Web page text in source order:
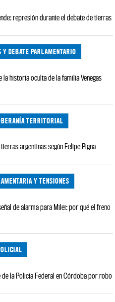
represión durante el debate de tierras
Y DEBATE PARLAMENTARIO
la historia oculta de la familia Venegas
TERRITORIAL
argentinas según Felipe Pigna
Y TENSIONES
de alarma para Milei: por qué el freno
de la Policía Federal en Córdoba por robo